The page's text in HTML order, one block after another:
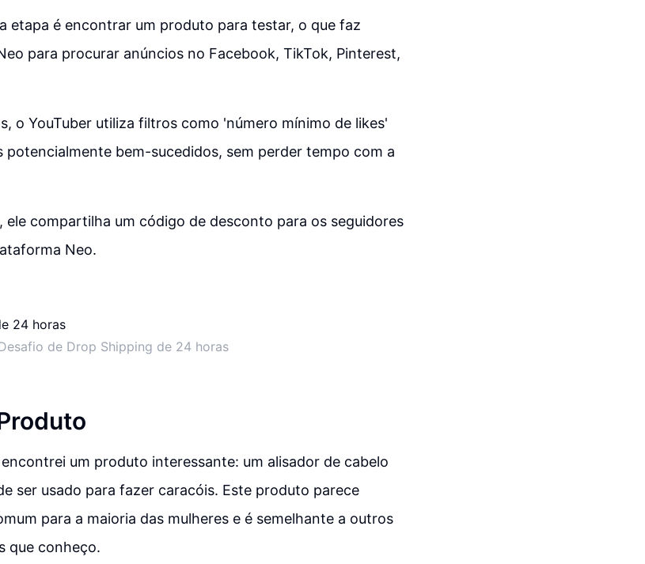
etapa é encontrar um produto para testar, o que faz
para procurar anúncios no Facebook, TikTok, Pinterest,
o YouTuber utiliza filtros como 'número mínimo de likes'
bem-sucedidos, sem perder tempo com a
ele compartilha um código de desconto para os seguidores
Neo.
de Drop Shipping de 24 horas
um produto interessante: um alisador de cabelo
ser usado para fazer caracóis. Este produto parece
para a maioria das mulheres e é semelhante a outros
que conheço.